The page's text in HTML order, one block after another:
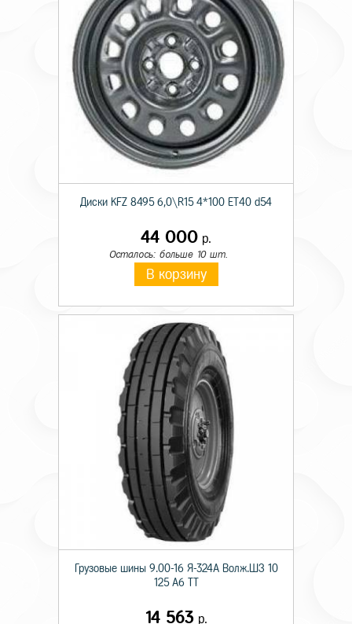
Диски KFZ 8495 6,0\R15 4*100 ET40 d54
44 000 р.
Осталось: больше 10 шт.
В корзину
Грузовые шины 9.00-16 Я-324А Волж.ШЗ 10
125 A6 TT
14 563р.